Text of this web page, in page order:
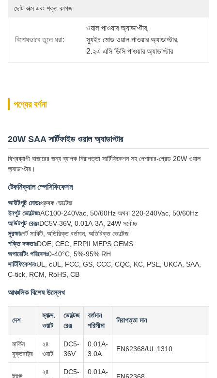
ছোট বাক্স এবং শক্ত কাগজ
বিশেষভাবে তুলে ধরা:
ওয়াল পাওয়ার অ্যাডাপ্টার,
স্যুইচ মোড ওয়াল পাওয়ার অ্যাডাপ্টার,
2.২এ এসি ডিসি পাওয়ার অ্যাডাপ্টার
পণ্যের বর্ণনা
20W SAA সার্টিফাইড ওয়াল অ্যাডাপ্টার
বিশ্বব্যাপী বাজারের জন্য ব্যাপক নিরাপত্তা সার্টিফিকেশন সহ পেশাদার-গ্রেড 20W ওয়াল
অ্যাডাপ্টার।
টেকনিক্যাল স্পেসিফিকেশন
আউটপুট মোডঃধ্রুবক ভোল্টেজ
ইনপুট ভোল্টেজঃAC100-240Vac, 50/60Hz অথবা 220-240Vac, 50/60Hz
আউটপুট রেঞ্জঃDC5V-36V, 0.01A-3A, 24W সর্বোচ্চ
সুরক্ষাঃশর্ট সার্কিট, অতিরিক্ত বর্তমান, অতিরিক্ত ভোল্টেজ
শক্তি দক্ষতাঃDOE, CEC, ERPII MEPS GEMS
অপারেটিং পরিবেশঃ0-40°C, 5%-95% RH
সার্টিফিকেশনঃUL, cUL, FCC, GS, CCC, CQC, KC, PSE, UKCA, SAA,
C-tick, RCM, RoHS, CB
আঞ্চলিক বিশেষ উল্লেখ
দেশ
ম্যাক্স.
ওয়াট
ভোল্টেজ
রেঞ্জ
বর্তমান
পরিসীমা
নিরাপত্তা মান
মার্কিন
যুক্তরাষ্ট্র
২৪
ওয়াট
DC5-
36V
0.01A-
3.0A
EN62368/UL 1310
২৪
DC5-
0.01A-